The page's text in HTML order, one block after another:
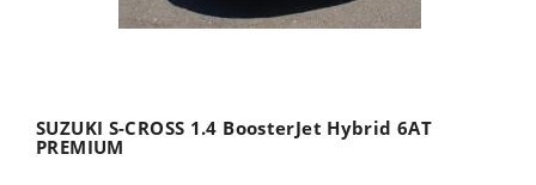
SUZUKI S-CROSS 1.4 BoosterJet Hybrid 6AT
PREMIUM